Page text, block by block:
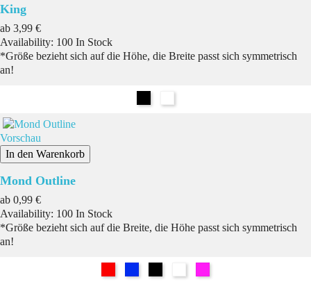
King
ab Preis
3,99 €
Availability: 100 In Stock
*Größe bezieht sich auf die Höhe, die Breite passt sich symmetrisch
an!
Vorschau
In den Warenkorb
Mond Outline
ab Preis
0,99 €
Availability: 100 In Stock
*Größe bezieht sich auf die Breite, die Höhe passt sich symmetrisch
an!